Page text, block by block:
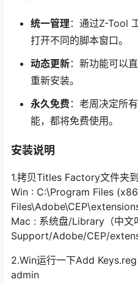
统一管理 ：通过Z-Tool
打开不同的脚本窗口。
动态更新：新功能可以
重新安装。
永久免费 ：老周决定所
能，都将免费使用。
安装说明
1.拷贝Titles Factory文件夹
Win : C:\Program Files
Mac : 系统盘/Library（中
Support/Adobe/CEP/
2.Win运行一下Add
admin